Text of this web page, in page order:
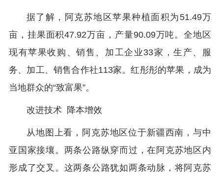
据了解，阿克苏地区苹果种植面积为51.49万
亩，挂果面积47.92万亩，产量90.09万吨。全地区
现有苹果收购、销售、加工企业33家，生产、服
务、加工、销售合作社113家。红彤彤的苹果，成为
当地群众的“致富果”。
改进技术 降本增效
从地图上看，阿克苏地区位于新疆西南，与中
亚国家接壤。两条公路纵穿而过，在阿克苏地区内
形成了交叉。这两条公路犹如两条动脉，将阿克苏